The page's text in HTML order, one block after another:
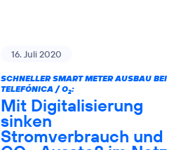
16. Juli 2020
SCHNELLER SMART METER AUSBAU BEI
TELEFÓNICA / O2:
Mit Digitalisierung
sinken
Stromverbrauch und